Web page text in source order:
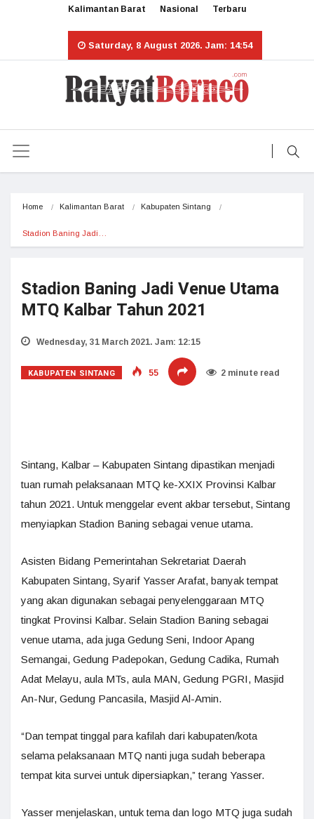
Kalimantan Barat Nasional Terbaru
Saturday, 8 August 2026. Jam: 14:54
Home Kalimantan Barat Kabupaten Sintang
Stadion Baning Jadi…
Stadion Baning Jadi Venue Utama
MTQ Kalbar Tahun 2021
Wednesday, 31 March 2021. Jam: 12:15
KABUPATEN SINTANG 55 2 minute read
Sintang, Kalbar – Kabupaten Sintang dipastikan menjadi
tuan rumah pelaksanaan MTQ ke-XXIX Provinsi Kalbar
tahun 2021. Untuk menggelar event akbar tersebut, Sintang
menyiapkan Stadion Baning sebagai venue utama.
Asisten Bidang Pemerintahan Sekretariat Daerah
Kabupaten Sintang, Syarif Yasser Arafat, banyak tempat
yang akan digunakan sebagai penyelenggaraan MTQ
tingkat Provinsi Kalbar. Selain Stadion Baning sebagai
venue utama, ada juga Gedung Seni, Indoor Apang
Semangai, Gedung Padepokan, Gedung Cadika, Rumah
Adat Melayu, aula MTs, aula MAN, Gedung PGRI, Masjid
An-Nur, Gedung Pancasila, Masjid Al-Amin.
“Dan tempat tinggal para kafilah dari kabupaten/kota
selama pelaksanaan MTQ nanti juga sudah beberapa
tempat kita survei untuk dipersiapkan,” terang Yasser.
Yasser menjelaskan, untuk tema dan logo MTQ juga sudah